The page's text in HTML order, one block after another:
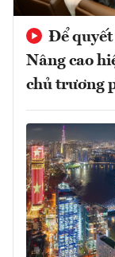
Để quyết
Nâng cao
chủ trương